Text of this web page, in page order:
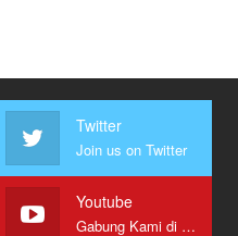
Twitter
Join us on Twitter
Youtube
Gabung Kami di Youtube